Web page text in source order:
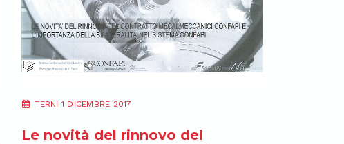
TERNI 1 DICEMBRE 2017
Le novità del rinnovo del